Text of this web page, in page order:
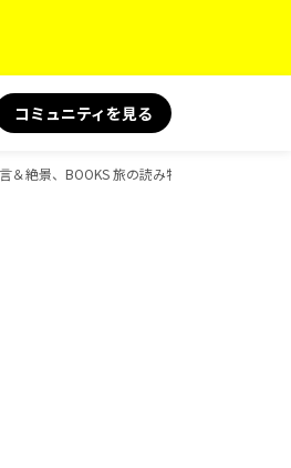
コミュニティを見る
＆絶景、BOOKS 旅の読み物のガイドブック一